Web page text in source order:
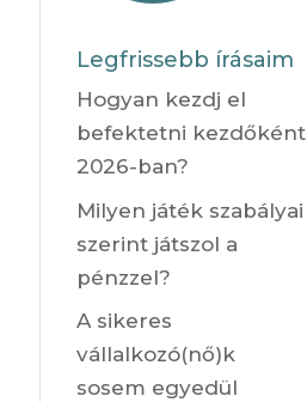
Legfrissebb írásaim
Hogyan kezdj el
befektetni kezdőként
2026-ban?
Milyen játék szabályai
szerint játszol a
pénzzel?
A sikeres
vállalkozó(nő)k
sosem egyedül